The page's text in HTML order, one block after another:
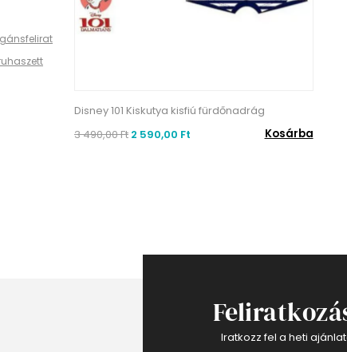
felirat
szett
Disney 101 Kiskutya kisfiú fürdőnadrág
3 490,00 Ft 2 590,00 Ft Kosárba
Iratkozz fel a heti